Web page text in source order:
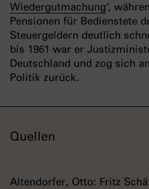
Wiedergutmachung‘,
Pensionen für Bedienstete
Steuergeldern deutlich
bis 1961 war er
Deutschland und zog sich
Politik zurück.
Quellen
Altendorfer, Otto: Fritz